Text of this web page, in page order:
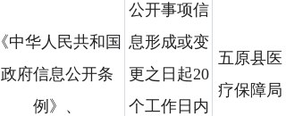
《中华人民共和国
政府信息公开条
例》、
公开事项信
息形成或变
更之日起20
个工作日内
五原县医
疗保障局